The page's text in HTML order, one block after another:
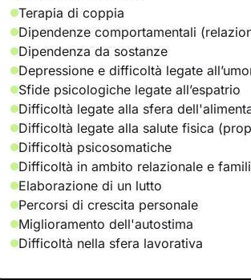
Terapia di coppia
Dipendenze comportamentali
Dipendenza da sostanze
Depressione e difficoltà legate
Sfide psicologiche legate all’espatrio
Difficoltà legate alla sfera
Difficoltà legate alla salute fisica
Difficoltà psicosomatiche
Difficoltà in ambito relazionale e
Elaborazione di un lutto
Percorsi di crescita personale
Miglioramento dell'autostima
Difficoltà nella sfera lavorativa